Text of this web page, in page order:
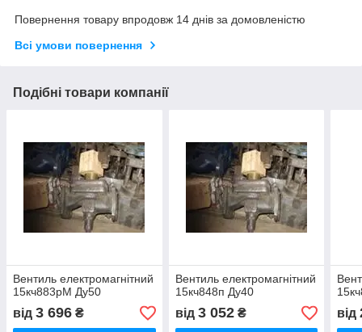
Повернення товару впродовж 14 днів за домовленістю
Всі умови повернення
Подібні товари компанії
Вентиль електромагнітний
15кч883рМ Ду50
від 3 696 ₴
Вентиль електромагнітний
15кч848п Ду40
від 3 052₴ від